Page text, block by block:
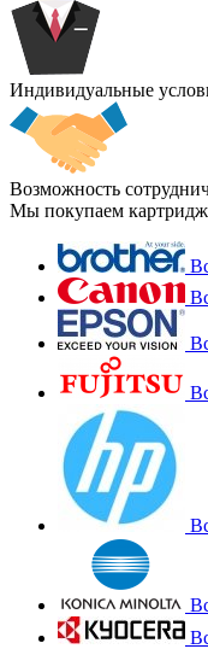
Индивидуальные
Возможность
Мы покупаем